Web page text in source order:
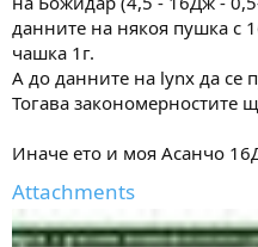
данните на някоя пушка с
чашка 1г.
А до данните на lynx да се
Тогава закономерностите
Иначе ето и моя Асанчо
Attachments